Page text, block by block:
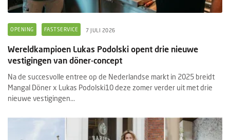
OPENING FASTSERVICE 7 JULI 2026
Wereldkampioen Lukas Podolski opent drie nieuwe
vestigingen van döner-concept
Na de succesvolle entree op de Nederlandse markt in 2025 breidt
Mangal Döner x Lukas Podolski10 deze zomer verder uit met drie
nieuwe vestigingen...